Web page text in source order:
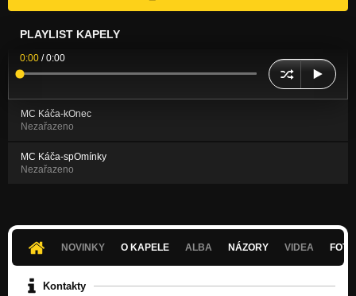
PLAYLIST KAPELY
0:00 /0:00
MC Káča-kOnec
Nezařazeno
MC Káča-spOmínky
Nezařazeno
NOVINKY O KAPELE ALBA NÁZORY VIDEA
Kontakty